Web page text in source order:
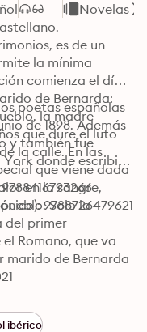
Novelas
es de un
la mínima
comienza el día
de Bernarda:
la madre
que dure el luto
la calle. En las
que viene dada
en la sangre,
Solo la
del primer
Romano, que va
marido de Bernarda
poetas españolas
de 1898. Además
y también fue
donde escribió
9788726479621
ibérico